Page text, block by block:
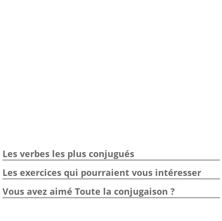
Les verbes les plus conjugués
Les exercices qui pourraient vous intéresser
Vous avez aimé Toute la conjugaison ?